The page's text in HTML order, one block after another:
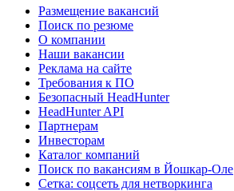
Размещение вакансий
Поиск по резюме
О компании
Наши вакансии
Реклама на сайте
Требования к ПО
Безопасный HeadHunter
HeadHunter API
Партнерам
Инвесторам
Каталог компаний
Поиск по вакансиям в Йошкар-Оле
Сетка: соцсеть для нетворкинга